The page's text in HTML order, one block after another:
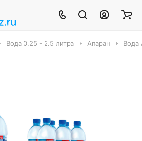
Вода 0.25 - 2.5 литра Апаран Вода